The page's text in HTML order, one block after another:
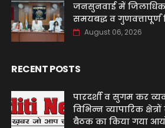
जनसुनवाई में
समयबद्ध व गुणवत्तापूर्ण
August 06, 2026
RECENT POSTS
पारदर्शी व सुगम कर
विभिन्न व्यापारिक
बैठक का किया गया